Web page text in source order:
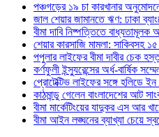
পঞ্চগড়ের ১৯ চা কারখানার
জাল শেয়ার জামানতে ঋণ: ঢাকা
বীমা দাবি নিষ্পত্তিতে
শেয়ার কারসাজি মামলা: সাকিবসহ
পপুলার লাইফের বীমা দাবীর চেক
কর্ণফুলী ইন্স্যুরেন্সের অর্ধ-বার্ষিক
প্রোটেক্টিভ লাইফের সঙ্গে হলিডে ইন
কাঠমান্ডু গেলেন বাংলাদেশের আট
বীমা মার্কেটিংয়ের যাদুকর এস আর
বীমা আইন লঙ্ঘনের ব্যাখ্যা চেয়ে